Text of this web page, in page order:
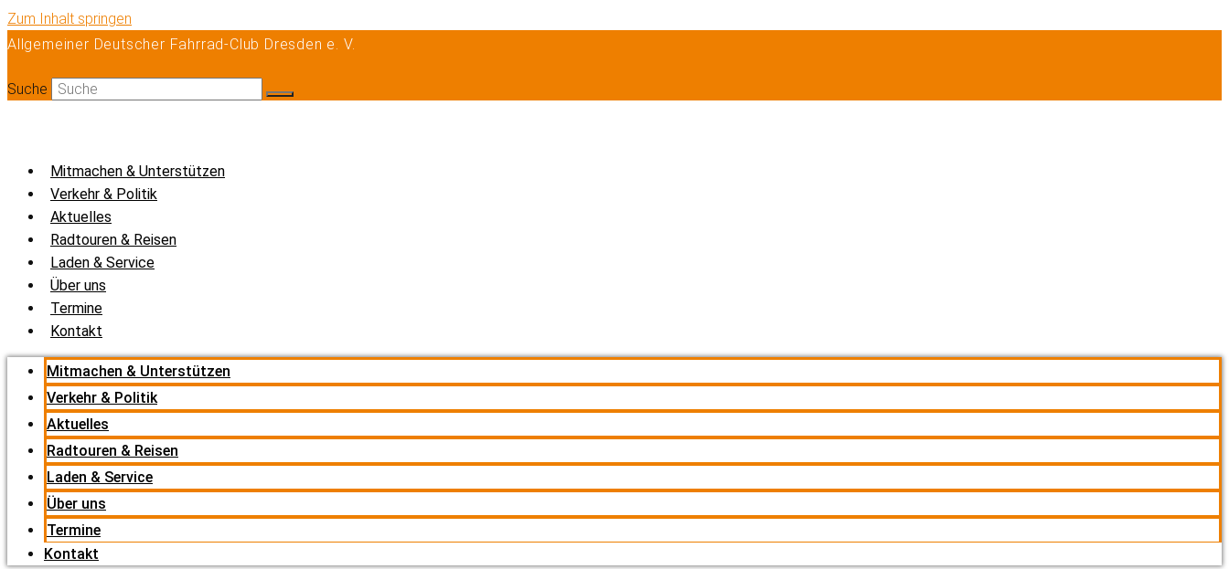
Zum Inhalt springen
Allgemeiner Deutscher Fahrrad-Club Dresden e. V.
Suche
Mitmachen & Unterstützen
Verkehr & Politik
Aktuelles
Radtouren & Reisen
Laden & Service
Über uns
Termine
Kontakt
Mitmachen & Unterstützen
Verkehr & Politik
Aktuelles
Radtouren & Reisen
Laden & Service
Über uns
Termine
Kontakt